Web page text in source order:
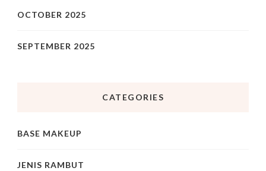
OCTOBER 2025
SEPTEMBER 2025
CATEGORIES
BASE MAKEUP
JENIS RAMBUT